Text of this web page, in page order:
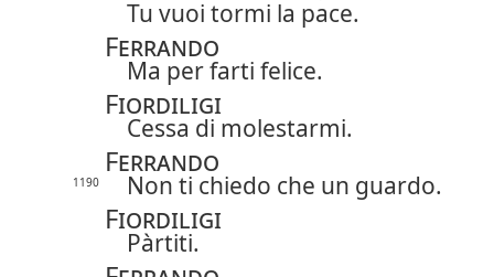
Tu vuoi tormi la pace.
Ferrando
Ma per farti felice.
Fiordiligi
Cessa di molestarmi.
Ferrando
1190 Non ti chiedo che un guardo.
Fiordiligi
Pàrtiti.